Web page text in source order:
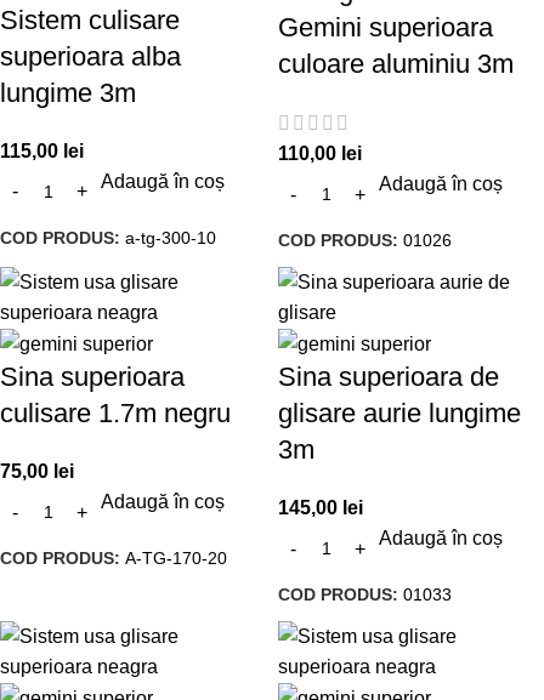
Sistem culisare
superioara alba
lungime 3m
115,00 lei
Adaugă în coș
COD PRODUS: a-tg-300-10
Gemini superioara
culoare aluminiu 3m
110,00 lei
Adaugă în coș
COD PRODUS: 01026
Sina superioara
culisare 1.7m negru
75,00 lei
Adaugă în coș
COD PRODUS: A-TG-170-20
Sina superioara de
glisare aurie lungime
3m
145,00 lei
Adaugă în coș
COD PRODUS: 01033